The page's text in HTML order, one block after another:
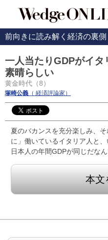
前向きに読み解く経済の裏側
一人当たりGDPがイ
素晴らしい
黄金時代（8）
塚崎公義 （ 経済評論家）
夏のバカンスを充分楽しみ、
に」働いているイタリア人と
日本人の年間GDPが同じだな
本文